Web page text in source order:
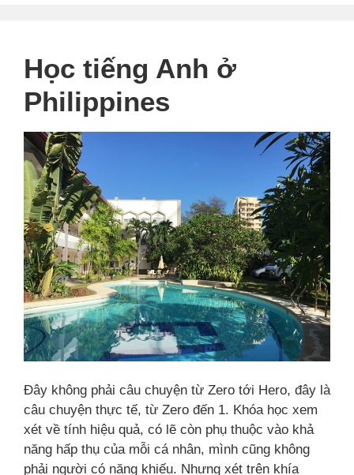
Học tiếng Anh ở
Philippines
Đây không phải câu chuyện từ Zero tới Hero, đây là
câu chuyện thực tế, từ Zero đến 1. Khóa học xem
xét về tính hiệu quả, có lẽ còn phụ thuộc vào khả
năng hấp thụ của mỗi cá nhân, mình cũng không
phải người có năng khiếu. Nhưng xét trên khía